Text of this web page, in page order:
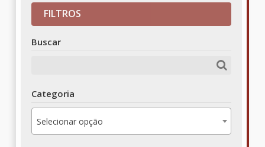
FILTROS
Buscar
Categoria
Selecionar opção